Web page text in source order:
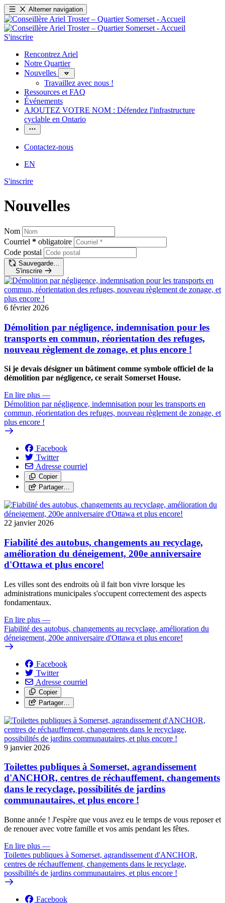
Alterner navigation
S'inscrire
Rencontrez Ariel
Notre Quartier
Nouvelles
Travaillez avec nous !
Ressources et FAQ
Événements
AJOUTEZ VOTRE NOM : Défendez l'infrastructure
cyclable en Ontario
Contactez-nous
EN
S'inscrire
Nouvelles
Nom
Courriel * obligatoire
Code postal
Sauvegarde…
S'inscrire
6 février 2026
Démolition par négligence, indemnisation pour les
transports en commun, réorientation des refuges,
nouveau règlement de zonage, et plus encore !
Si je devais désigner un bâtiment comme symbole officiel de la
démolition par négligence, ce serait Somerset House.
En lire plus —
Démolition par négligence, indemnisation pour les transports en
commun, réorientation des refuges, nouveau règlement de zonage, et
plus encore !
Facebook
Twitter
Adresse courriel
Copier
Partager…
22 janvier 2026
Fiabilité des autobus, changements au recyclage,
amélioration du déneigement, 200e anniversaire
d'Ottawa et plus encore!
Les villes sont des endroits où il fait bon vivre lorsque les
administrations municipales s'occupent correctement des aspects
fondamentaux.
En lire plus —
Fiabilité des autobus, changements au recyclage, amélioration du
déneigement, 200e anniversaire d'Ottawa et plus encore!
Facebook
Twitter
Adresse courriel
Copier
Partager…
9 janvier 2026
Toilettes publiques à Somerset, agrandissement
d'ANCHOR, centres de réchauffement, changements
dans le recyclage, possibilités de jardins
communautaires, et plus encore !
Bonne année ! J'espère que vous avez eu le temps de vous reposer et
de renouer avec votre famille et vos amis pendant les fêtes.
En lire plus —
Toilettes publiques à Somerset, agrandissement d'ANCHOR,
centres de réchauffement, changements dans le recyclage,
possibilités de jardins communautaires, et plus encore !
Facebook